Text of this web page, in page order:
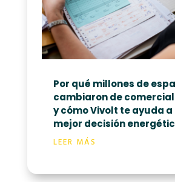
Por qué millones de
cambiaron de
y cómo Vivolt te ayuda
mejor decisión
LEER MÁS